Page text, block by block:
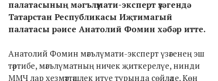
палатасының мәгълүмати-эксперт үзәгендә
Татарстан Республикасы Иҗтимагый
палатасы рәисе Анатолий Фомин хәбәр итте.
Анатолий Фомин мәгълүмати-эксперт үзәгенең эш
тәртибе, мәгълүматның ничек җиткерелүе, нинди
ММЧ лар хезмәттәшлек итүе турында сөйләде. Көн